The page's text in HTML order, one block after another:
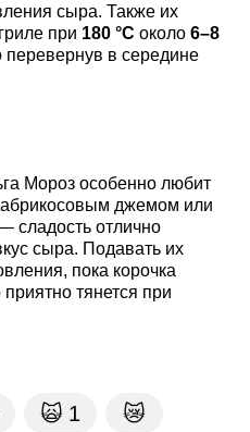
сыра. Также их
при 180 °C около 6–8
перевернув в середине
Мороз особенно любит
абрикосовым джемом или
сладость отлично
сыра. Подавать их
пока корочка
тянется при
🙀 1 😿